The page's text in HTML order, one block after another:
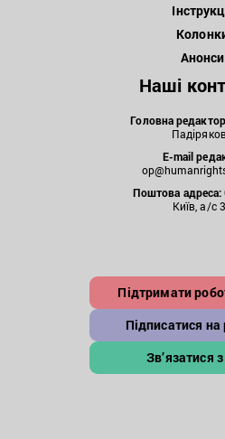
Анонси
Наші
Головна
E-mail
Поштова адреса:
Київ, а/с
Підтримати
Підписатися на
Зв’язатися